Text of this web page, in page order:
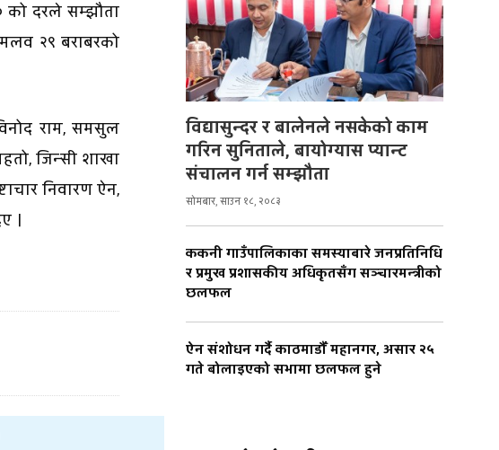
को दरले सम्झौता
२९ बराबरको
राम, समसुल
जिन्सी शाखा
निवारण ऐन,
।
विद्यासुन्दर र बालेनले नसकेको काम
गरिन सुनिताले, बायोग्यास प्यान्ट
संचालन गर्न सम्झौता
सोमबार, साउन १८, २०८३
ककनी गाउँपालिकाका समस्याबारे जनप्रतिनिधि
र प्रमुख प्रशासकीय अधिकृतसँग सञ्चारमन्त्रीको
छलफल
ऐन संशोधन गर्दै काठमाडौँ महानगर, असार २५
गते बोलाइएको सभामा छलफल हुने